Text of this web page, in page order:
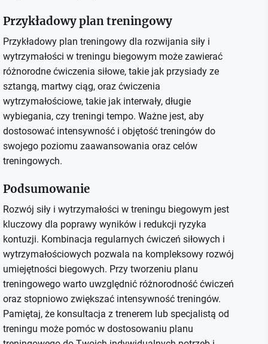
Przykładowy plan treningowy
Przykładowy plan treningowy dla rozwijania siły i
wytrzymałości w treningu biegowym może zawierać
różnorodne ćwiczenia siłowe, takie jak przysiady ze
sztangą, martwy ciąg, oraz ćwiczenia
wytrzymałościowe, takie jak interwały, długie
wybiegania, czy treningi tempo. Ważne jest, aby
dostosować intensywność i objętość treningów do
swojego poziomu zaawansowania oraz celów
treningowych.
Podsumowanie
Rozwój siły i wytrzymałości w treningu biegowym jest
kluczowy dla poprawy wyników i redukcji ryzyka
kontuzji. Kombinacja regularnych ćwiczeń siłowych i
wytrzymałościowych pozwala na kompleksowy rozwój
umiejętności biegowych. Przy tworzeniu planu
treningowego warto uwzględnić różnorodność ćwiczeń
oraz stopniowo zwiększać intensywność treningów.
Pamiętaj, że konsultacja z trenerem lub specjalistą od
treningu może pomóc w dostosowaniu planu